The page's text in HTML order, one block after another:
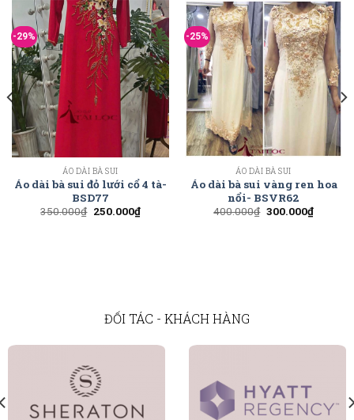
-29%
ÁO DÀI BÀ SUI
Áo dài bà sui đỏ lưới cổ 4 tà-
BSD77
350.000₫ 250.000₫
-25%
ÁO DÀI BÀ SUI
Áo dài bà sui vàng ren hoa
nổi- BSVR62
400.000₫ 300.000₫
ĐỐI TÁC - KHÁCH HÀNG